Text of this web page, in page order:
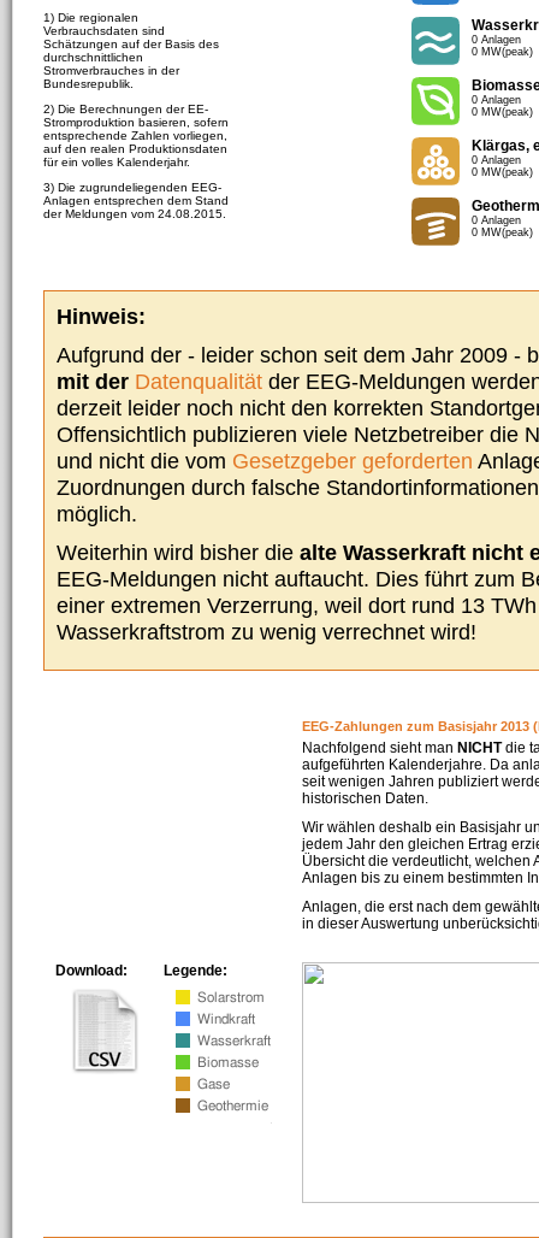
1) Die regionalen
Verbrauchsdaten sind
Schätzungen auf der Basis des
durchschnittlichen
Stromverbrauches in der
Bundesrepublik.
2) Die Berechnungen der EE-
Stromproduktion basieren, sofern
entsprechende Zahlen vorliegen,
auf den realen Produktionsdaten
für ein volles Kalenderjahr.
3) Die zugrundeliegenden EEG-
Anlagen entsprechen dem Stand
der Meldungen vom 24.08.2015.
0 Anlagen
0 MW(peak)
0 Anlagen
0 MW(peak)
Klärgas,
0 Anlagen
0 MW(peak)
0 Anlagen
0 MW(peak)
Hinweis:
Aufgrund der - leider schon seit dem Jahr 2009 -
mit der Datenqualität der EEG-Meldungen
derzeit leider noch nicht den korrekten
Offensichtlich publizieren viele Netzbetreiber die
und nicht die vom Gesetzgeber geforderten
Zuordnungen durch falsche
möglich.
Weiterhin wird bisher die alte Wasserkraft nicht
EEG-Meldungen nicht auftaucht. Dies führt zum
einer extremen Verzerrung, weil dort rund 13
Wasserkraftstrom zu wenig verrechnet wird!
EEG-Zahlungen zum Basisjahr 2013
Nachfolgend sieht man NICHTdie
aufgeführten Kalenderjahre. Da
seit wenigen Jahren publiziert
historischen Daten.
Wir wählen deshalb ein Basisjahr
jedem Jahr den gleichen Ertrag
Übersicht die verdeutlicht, welchen
Anlagen bis zu einem bestimmten
Anlagen, die erst nach dem
in dieser Auswertung
Legende:
Download: